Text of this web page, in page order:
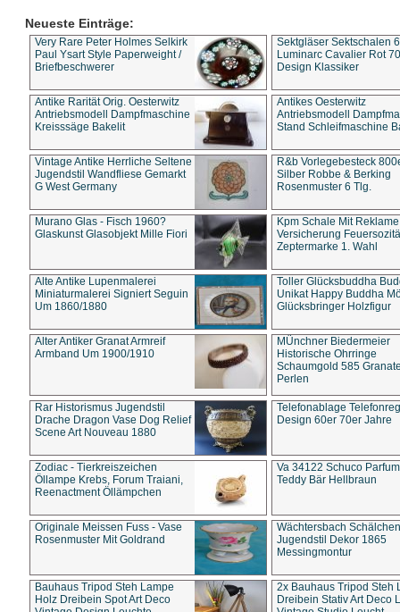
Neueste Einträge:
Very Rare Peter Holmes Selkirk
Paul Ysart Style Paperweight /
Briefbeschwerer
Sektgläser Sektschalen
Luminarc Cavalier Rot
Design Klassiker
Antike Rarität Orig. Oesterwitz
Antriebsmodell Dampfmaschine
Kreisssäge Bakelit
Antikes Oesterwitz
Antriebsmodell
Stand Schleifmaschine
Vintage Antike Herrliche Seltene
Jugendstil Wandfliese Gemarkt
G West Germany
R&b Vorlegebesteck
Silber Robbe & Berking
Rosenmuster 6 Tlg.
Murano Glas - Fisch 1960?
Glaskunst Glasobjekt Mille Fiori
Kpm Schale Mit Reklame
Versicherung
Zeptermarke 1. Wahl
Alte Antike Lupenmalerei
Miniaturmalerei Signiert Seguin
Um 1860/1880
Toller Glücksbuddha
Unikat Happy Buddha
Glücksbringer Holzfigur
Alter Antiker Granat Armreif
Armband Um 1900/1910
MÜnchner Biedermeier
Historische Ohrringe
Schaumgold 585
Perlen
Rar Historismus Jugendstil
Drache Dragon Vase Dog Relief
Scene Art Nouveau 1880
Telefonablage
Design 60er 70er Jahre
Zodiac - Tierkreiszeichen
Öllampe Krebs, Forum Traiani,
Reenactment Öllämpchen
Va 34122 Schuco
Teddy Bär Hellbraun
Originale Meissen Fuss - Vase
Rosenmuster Mit Goldrand
Wächtersbach Schälchen
Jugendstil Dekor 1865
Messingmontur
Bauhaus Tripod Steh Lampe
Holz Dreibein Spot Art Deco
2x Bauhaus Tripod Steh
Dreibein Stativ Art Deco